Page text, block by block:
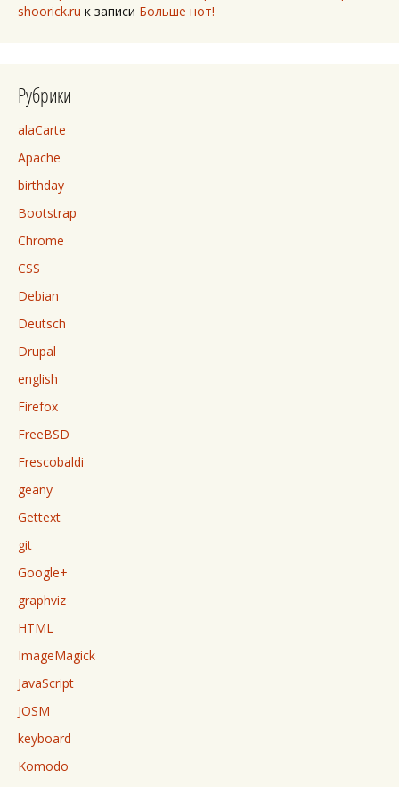
shoorick.ru к записи Больше нот!
Рубрики
alaCarte
Apache
birthday
Bootstrap
Chrome
CSS
Debian
Deutsch
Drupal
english
Firefox
FreeBSD
Frescobaldi
geany
Gettext
git
Google+
graphviz
HTML
ImageMagick
JavaScript
JOSM
keyboard
Komodo